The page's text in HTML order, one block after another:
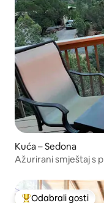
Kuća – Sedona
Ažurirani smještaj s
Odabrali gosti